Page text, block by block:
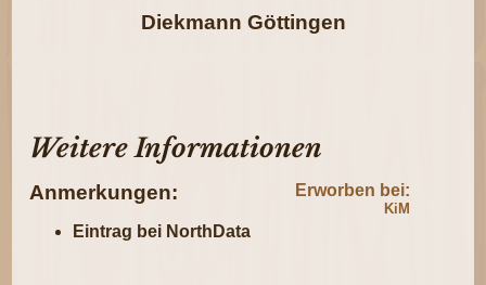
Diekmann Göttingen
Weitere Informationen
Anmerkungen:
Eintrag bei NorthData
Erworben bei:
KiM